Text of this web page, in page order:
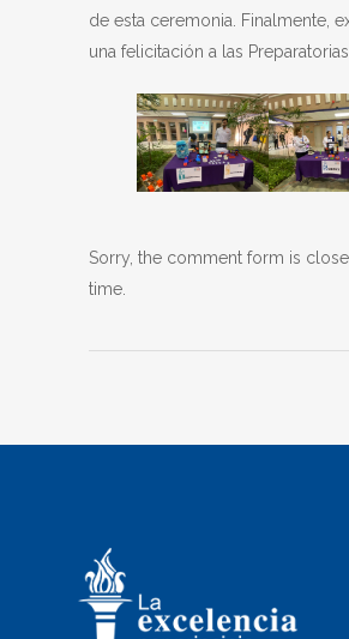
de esta ceremonia. Finalmente,
una felicitación a las
Sorry, the comment form is
time.